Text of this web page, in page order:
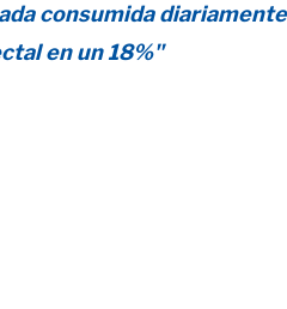
consumida
en un 18%"